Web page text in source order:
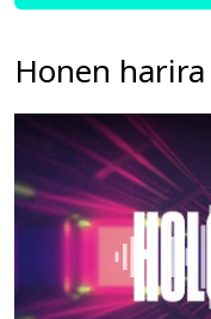
Honen harira